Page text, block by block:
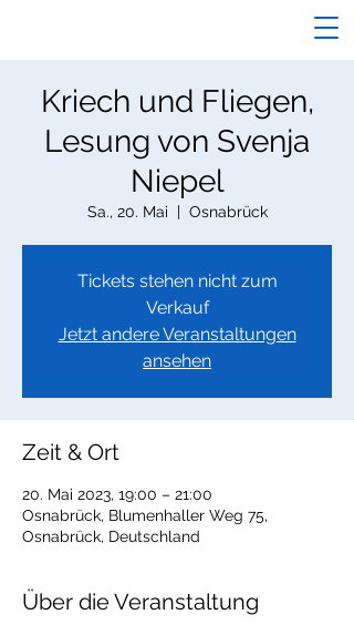
Kriech und Fliegen,
Lesung von Svenja
Niepel
Sa., 20. Mai
  |
Osnabrück
Tickets stehen nicht zum
Verkauf
Jetzt andere Veranstaltungen
ansehen
Zeit & Ort
20. Mai 2023, 19:00 – 21:00
Osnabrück, Blumenhaller Weg 75,
Osnabrück, Deutschland
Über die Veranstaltung